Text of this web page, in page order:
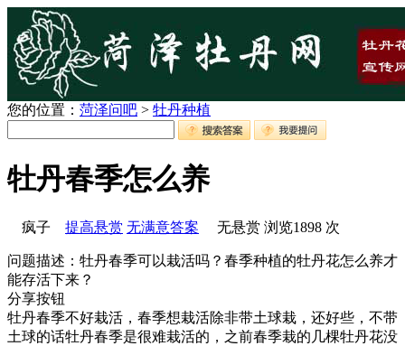
您的位置： 菏泽问吧 > 牡丹种植
牡丹春季怎么养
ゞ疯子ゞ 提高悬赏 无满意答案 无悬赏 浏览1898 次
问题描述：牡丹春季可以栽活吗？春季种植的牡丹花怎么养才
能存活下来？
分享按钮
牡丹春季不好栽活，春季想栽活除非带土球栽，还好些，不带
土球的话牡丹春季是很难栽活的，之前春季栽的几棵牡丹花没